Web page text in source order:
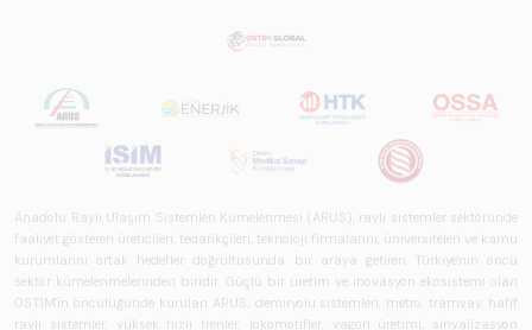
bir referans
çalışmasıdır.
Anadolu Raylı Ulaşım Sistemleri Kümelenmesi (ARUS), raylı sistemler sektöründe
faaliyet gösteren üreticileri, tedarikçileri, teknoloji firmalarını, üniversiteleri ve kamu
kurumlarını ortak hedefler doğrultusunda bir araya getiren Türkiye'nin öncü
sektör kümelenmelerinden biridir. Güçlü bir üretim ve inovasyon ekosistemi olan
OSTİM'in öncülüğünde kurulan ARUS; demiryolu sistemleri, metro, tramvay, hafif
raylı sistemler, yüksek hızlı trenler, lokomotifler, vagon üretimi, sinyalizasyon